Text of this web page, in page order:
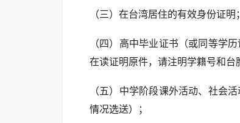
（三）在台湾居住的有效身份证明；
（四）高中毕业证书（或同等学
在读证明原件，请注明学籍号和台
（五）中学阶段课外活动、社会
情况选送）；